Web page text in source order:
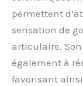
permettent
sensation de
articulaire.
également à
favorisant